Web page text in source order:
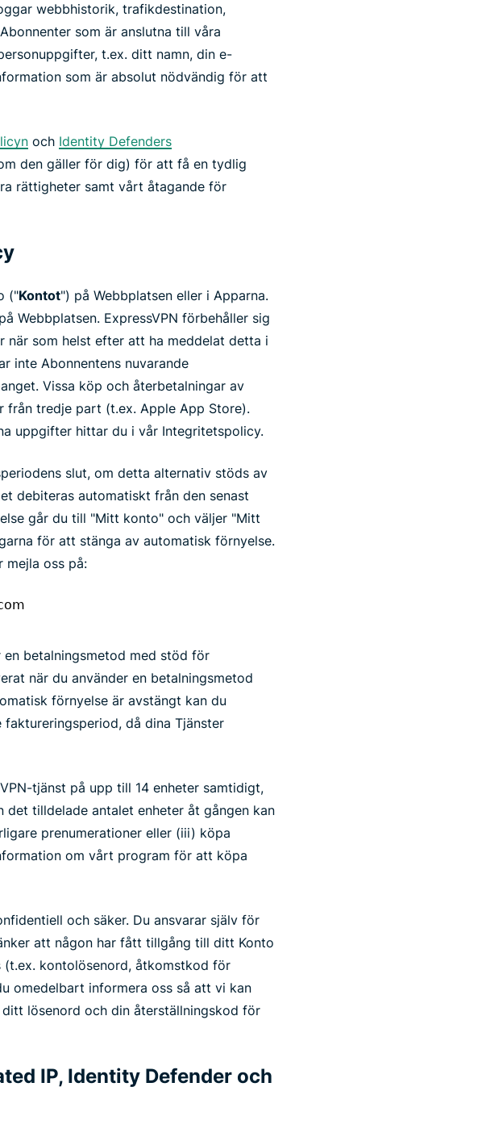
webbhistorik, trafikdestination,
som är anslutna till våra
t.ex. ditt namn, din e-
som är absolut nödvändig för att
och Identity Defenders
den gäller för dig) för att få en tydlig
rättigheter samt vårt åtagande för
("Kontot") på Webbplatsen eller i Apparna.
Webbplatsen. ExpressVPN förbehåller sig
som helst efter att ha meddelat detta i
inte Abonnentens nuvarande
Vissa köp och återbetalningar av
från tredje part (t.ex. Apple App Store).
uppgifter hittar du i vår Integritetspolicy.
slut, om detta alternativ stöds av
debiteras automatiskt från den senast
går du till "Mitt konto" och väljer "Mitt
för att stänga av automatisk förnyelse.
mejla oss på:
betalningsmetod med stöd för
när du använder en betalningsmetod
förnyelse är avstängt kan du
då dina Tjänster
tjänst på upp till 14 enheter samtidigt,
det tilldelade antalet enheter åt gången kan
prenumerationer eller (iii) köpa
om vårt program för att köpa
och säker. Du ansvarar själv för
att någon har fått tillgång till ditt Konto
kontolösenord, åtkomstkod för
omedelbart informera oss så att vi kan
lösenord och din återställningskod för
IP, Identity Defender och